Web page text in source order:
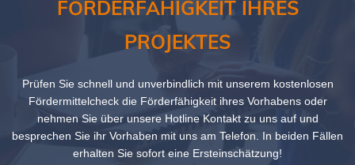
FÖRDERFÄHIGKEIT IHRES
PROJEKTES
Prüfen Sie schnell und unverbindlich mit unserem kostenlosen
Fördermittelcheck die Förderfähigkeit ihres Vorhabens oder
nehmen Sie über unsere Hotline Kontakt zu uns auf und
besprechen Sie ihr Vorhaben mit uns am Telefon. In beiden Fällen
erhalten Sie sofort eine Ersteinschätzung!